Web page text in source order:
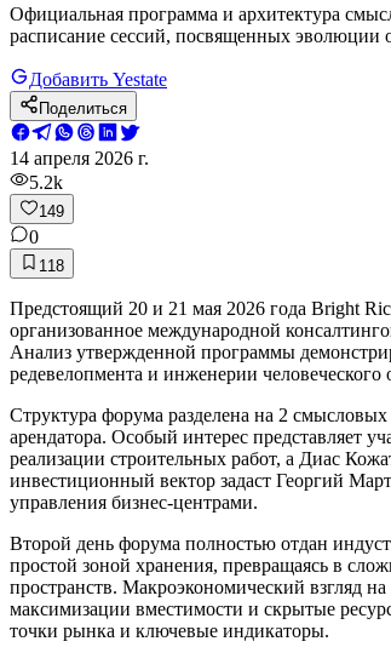
Официальная программа и архитектура
расписание сессий, посвященных эволюции
Добавить Yestate
Поделиться
14 апреля 2026 г.
5.2k
149
0
118
Предстоящий 20 и 21 мая 2026 года Bright
организованное международной
Анализ утвержденной программы
редевелопмента и инженерии человеческого
Структура форума разделена на 2
арендатора. Особый интерес представляет
реализации строительных работ, а Диас
инвестиционный вектор задаст Георгий
управления бизнес-центрами.
Второй день форума полностью отдан
простой зоной хранения, превращаясь в
пространств. Макроэкономический взгляд
максимизации вместимости и скрытые
точки рынка и ключевые индикаторы.